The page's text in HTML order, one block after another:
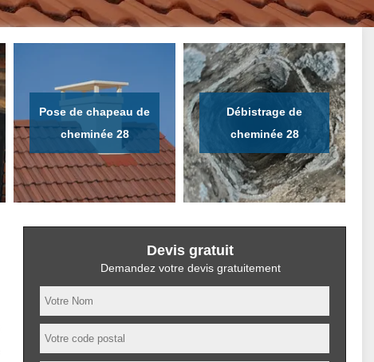
Pose de chapeau de
cheminée 28
Débistrage de
cheminée 28
Devis gratuit
Demandez votre devis gratuitement